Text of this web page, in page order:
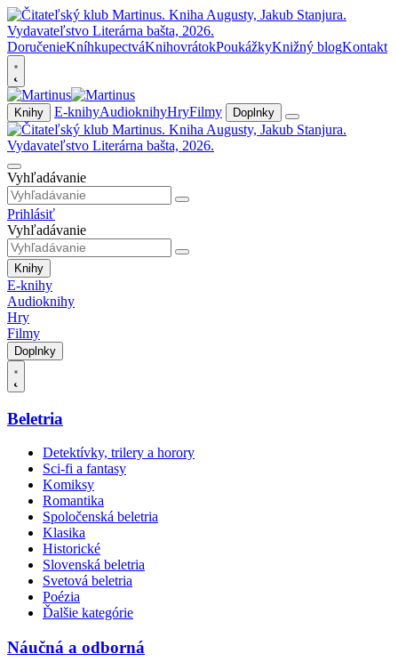
DoručenieKníhkupectváKnihovrátokPoukážkyKnižný blogKontakt
Knihy E-knihyAudioknihyHryFilmy Doplnky
Vyhľadávanie
Prihlásiť
Vyhľadávanie
Knihy
E-knihy
Audioknihy
Hry
Filmy
Doplnky
Beletria
Detektívky, trilery a horory
Sci-fi a fantasy
Komiksy
Romantika
Spoločenská beletria
Klasika
Historické
Slovenská beletria
Svetová beletria
Poézia
Ďalšie kategórie
Náučná a odborná